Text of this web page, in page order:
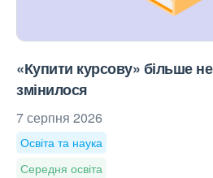
«Купити курсову» більше
змінилося
7 серпня 2026
Освіта та наука
Середня освіта